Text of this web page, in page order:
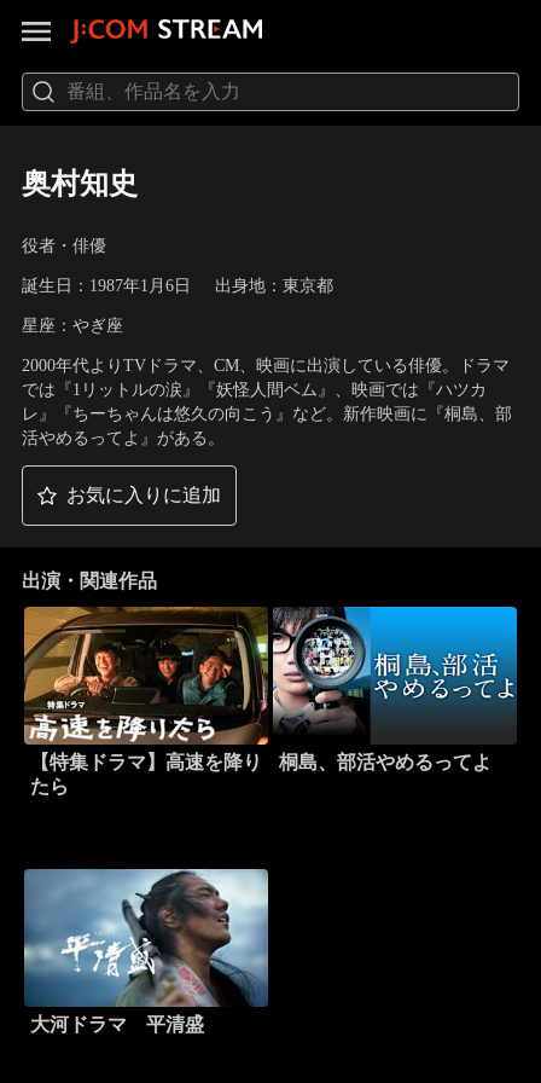
奥村知史
役者・俳優
誕生日：1987年1月6日 出身地：東京都
星座：やぎ座
2000年代よりTVドラマ、CM、映画に出演している俳優。ドラマ
では『1リットルの涙』『妖怪人間ベム』、映画では『ハツカ
レ』『ちーちゃんは悠久の向こう』など。新作映画に『桐島、部
活やめるってよ』がある。
お気に入りに追加
出演・関連作品
【特集ドラマ】高速を降り
たら
桐島、部活やめるってよ
大河ドラマ 平清盛